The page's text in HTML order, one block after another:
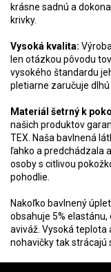
krásne sadnú a
krivky.
Vysoká kvalita:
len otázkou pôvodu
vysokého štandardu
pletiarne zaručuje
Materiál šetrný k
našich produktov
TEX. Naša bavlnená
ľahko a predchádzala
osoby s citlivou
pohodlie.
Nakoľko bavlnený
obsahuje 5%
aviváž. Vysoká teplota
nohavičky tak strácajú